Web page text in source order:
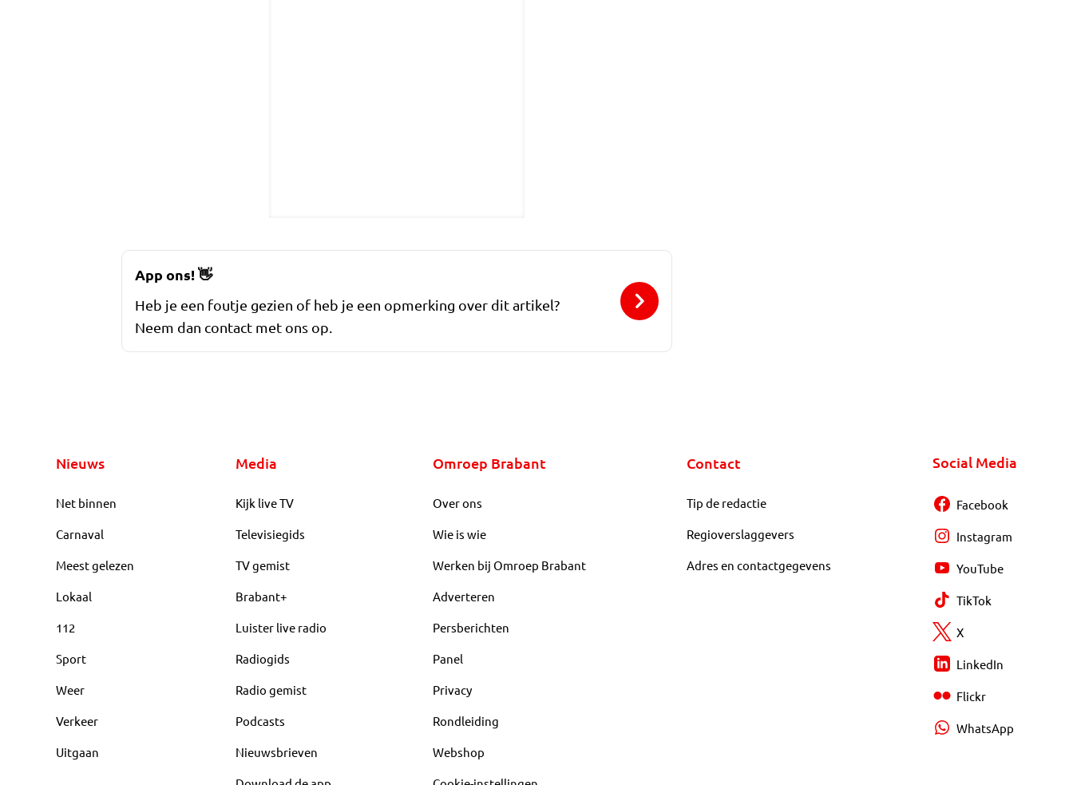
App ons!👋
Heb je een foutje gezien of heb je een opmerking over dit artikel?
Neem dan contact met ons op.
Nieuws
Net binnen
Carnaval
Meest gelezen
Lokaal
112
Sport
Weer
Verkeer
Uitgaan
Media
Kijk live TV
Televisiegids
TV gemist
Brabant+
Luister live radio
Radiogids
Radio gemist
Podcasts
Nieuwsbrieven
Omroep Brabant
Over ons
Wie is wie
Werken bij Omroep Brabant
Adverteren
Persberichten
Panel
Privacy
Rondleiding
Webshop
Contact
Tip de redactie
Regioverslaggevers
Adres en contactgegevens
Social Media
Facebook
Instagram
YouTube
TikTok
X
LinkedIn
Flickr
WhatsApp